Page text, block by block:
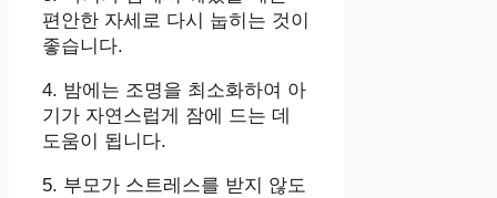
편안한 자세로 다시 눕히는 것이
좋습니다.
4. 밤에는 조명을 최소화하여 아
기가 자연스럽게 잠에 드는 데
도움이 됩니다.
5. 부모가 스트레스를 받지 않도